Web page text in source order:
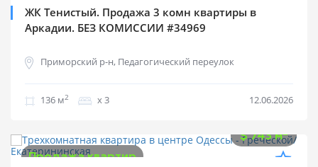
ЖК Тенистый. Продажа 3 комн квартиры в
Аркадии. БЕЗ КОМИССИИ #34969
Приморский р-н, Педагогический переулок
136 м2 х 3 12.06.2026
$743 м2
Продажа квартир